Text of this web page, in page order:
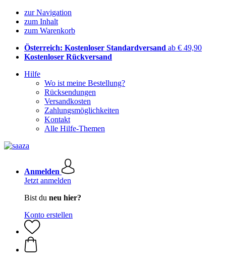
zur Navigation
zum Inhalt
zum Warenkorb
Österreich: Kostenloser Standardversand ab € 49,90
Kostenloser Rückversand
Hilfe
Wo ist meine Bestellung?
Rücksendungen
Versandkosten
Zahlungsmöglichkeiten
Kontakt
Alle Hilfe-Themen
Anmelden
Jetzt anmelden
Bist du neu hier?
Konto erstellen